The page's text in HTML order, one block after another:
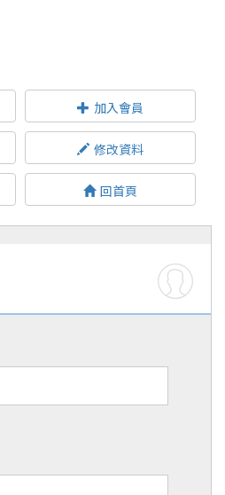
加入會員
修改資料
回首頁